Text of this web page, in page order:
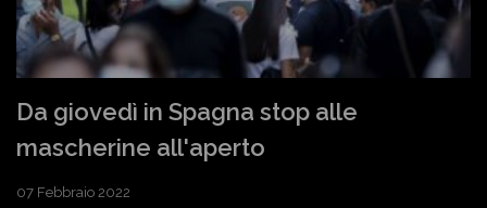
Da giovedì in Spagna stop alle
mascherine all'aperto
07 Febbraio 2022